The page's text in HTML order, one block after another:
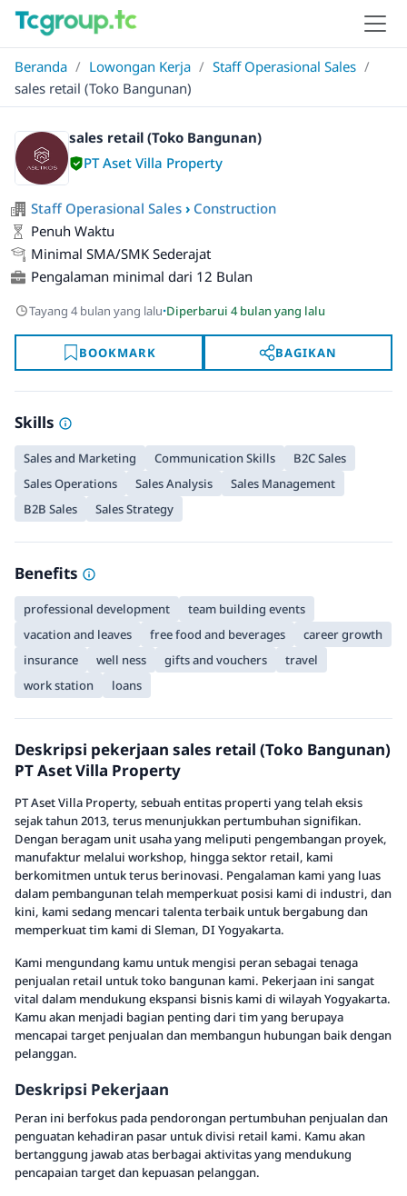
Beranda / Lowongan Kerja / Staff Operasional Sales /
sales retail (Toko Bangunan)
sales retail (Toko Bangunan)
PT Aset Villa Property
Staff Operasional Sales › Construction
Penuh Waktu
Minimal SMA/SMK Sederajat
Pengalaman minimal dari 12 Bulan
Tayang 4 bulan yang lalu·Diperbarui 4 bulan yang lalu
BOOKMARK BAGIKAN
Skills
Sales and Marketing Communication Skills
B2C Sales
Sales Operations
Sales Analysis
Sales Management
B2B Sales
Sales Strategy
Benefits
professional development
team building events
vacation and leaves
free food and beverages
career growth
insurance
well ness gifts and vouchers
travel
work station
loans
Deskripsi pekerjaan sales retail (Toko Bangunan)
PT Aset Villa Property
PT Aset Villa Property, sebuah entitas properti yang telah eksis
sejak tahun 2013, terus menunjukkan pertumbuhan signifikan.
Dengan beragam unit usaha yang meliputi pengembangan proyek,
manufaktur melalui workshop, hingga sektor retail, kami
berkomitmen untuk terus berinovasi. Pengalaman kami yang luas
dalam pembangunan telah memperkuat posisi kami di industri, dan
kini, kami sedang mencari talenta terbaik untuk bergabung dan
memperkuat tim kami di Sleman, DI Yogyakarta.
Kami mengundang kamu untuk mengisi peran sebagai tenaga
penjualan retail untuk toko bangunan kami. Pekerjaan ini sangat
vital dalam mendukung ekspansi bisnis kami di wilayah Yogyakarta.
Kamu akan menjadi bagian penting dari tim yang berupaya
mencapai target penjualan dan membangun hubungan baik dengan
pelanggan.
Deskripsi Pekerjaan
Peran ini berfokus pada pendorongan pertumbuhan penjualan dan
penguatan kehadiran pasar untuk divisi retail kami. Kamu akan
bertanggung jawab atas berbagai aktivitas yang mendukung
pencapaian target dan kepuasan pelanggan.